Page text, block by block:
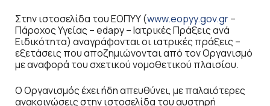
Στην ιστοσελίδα του ΕΟΠΥΥ (www.eopyy.gov.gr–
Πάροχος Υγείας – edapy – Iατρικές Πράξεις ανά
Ειδικότητα) αναγράφονται οι ιατρικές πράξεις –
εξετάσεις που αποζημιώνονται από τον Οργανισμό
με αναφορά του σχετικού νομοθετικού πλαισίου.
Ο Οργανισμός έχει ήδη απευθύνει, με παλαιότερες
ανακοινώσεις στην ιστοσελίδα του αυστηρή